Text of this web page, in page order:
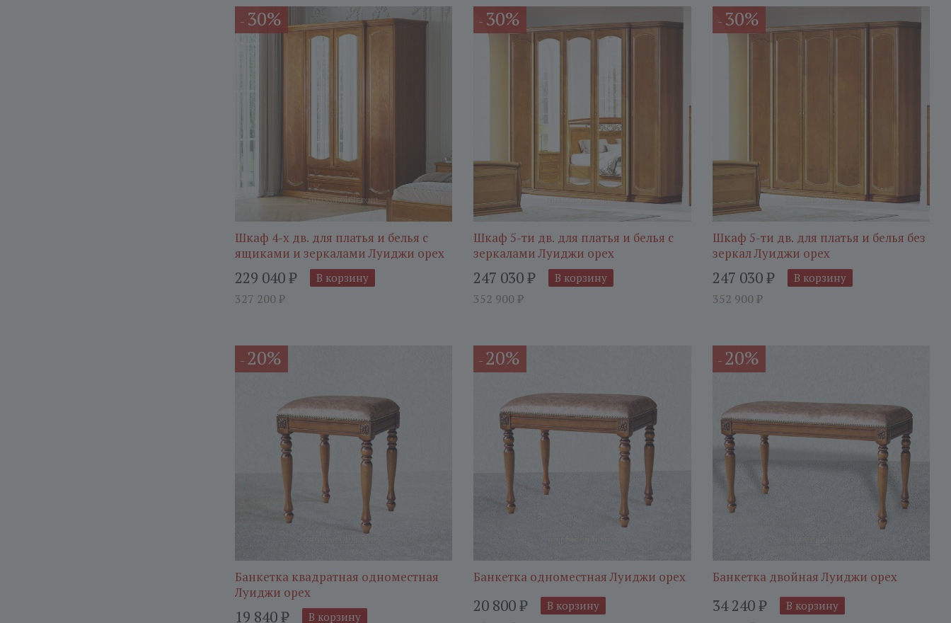
- 30%
Шкаф 4-х дв. для платья и белья с
ящиками и зеркалами Луиджи орех
229 040₽
327 200 ₽
В корзину
- 30%
Шкаф 5-ти дв. для платья и белья с
зеркалами Луиджи орех
247 030₽
352 900 ₽
В корзину
- 30%
Шкаф 5-ти дв. для платья и белья без
зеркал Луиджи орех
247 030₽
352 900 ₽
В корзину
- 20%
Банкетка квадратная одноместная
Луиджи орех
19 840₽ В корзину
- 20%
Банкетка одноместная Луиджи орех
20 800₽ В корзину
- 20%
Банкетка двойная Луиджи орех
34 240₽ В корзину